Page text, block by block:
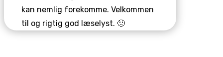
kan nemlig forekomme. Velkommen
til og rigtig god læselyst. 🙂